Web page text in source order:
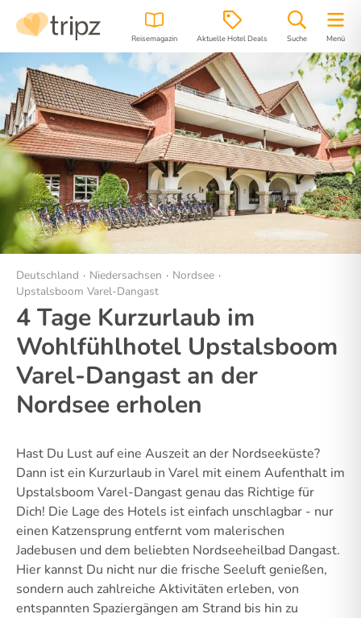
Reisemagazin Aktuelle Hotel Deals Suche Menü
Hotel Bilder Region Lage
Deutschland Niedersachsen
Nordsee
Upstalsboom Varel-Dangast
4 Tage Kurzurlaub im
Wohlfühlhotel Upstalsboom
Varel-Dangast an der
Nordsee erholen
Hast Du Lust auf eine Auszeit an der Nordseeküste?
Dann ist ein Kurzurlaub in Varel mit einem Aufenthalt im
Upstalsboom Varel-Dangast genau das Richtige für
Dich! Die Lage des Hotels ist einfach unschlagbar - nur
einen Katzensprung entfernt vom malerischen
Jadebusen und dem beliebten Nordseeheilbad Dangast.
Hier kannst Du nicht nur die frische Seeluft genießen,
sondern auch zahlreiche Aktivitäten erleben, von
entspannten Spaziergängen am Strand bis hin zu